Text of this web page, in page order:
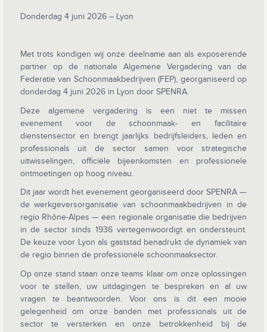
Donderdag 4 juni 2026 – Lyon
Met trots kondigen wij onze deelname aan als exposerende
partner op de nationale Algemene Vergadering van de
Federatie van Schoonmaakbedrijven (FEP), georganiseerd op
donderdag 4 juni 2026 in Lyon door SPENRA.
Deze algemene vergadering is een niet te missen
evenement voor de schoonmaak- en facilitaire
dienstensector en brengt jaarlijks bedrijfsleiders, leden en
professionals uit de sector samen voor strategische
uitwisselingen, officiële bijeenkomsten en professionele
ontmoetingen op hoog niveau.
Dit jaar wordt het evenement georganiseerd door SPENRA —
de werkgeversorganisatie van schoonmaakbedrijven in de
regio Rhône-Alpes — een regionale organisatie die bedrijven
in de sector sinds 1936 vertegenwoordigt en ondersteunt.
De keuze voor Lyon als gaststad benadrukt de dynamiek van
de regio binnen de professionele schoonmaaksector.
Op onze stand staan onze teams klaar om onze oplossingen
voor te stellen, uw uitdagingen te bespreken en al uw
vragen te beantwoorden. Voor ons is dit een mooie
gelegenheid om onze banden met professionals uit de
sector te versterken en onze betrokkenheid bij de